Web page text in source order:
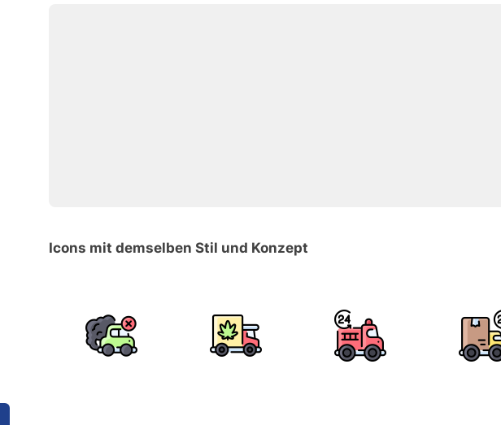
Icons mit demselben Stil und Konzept